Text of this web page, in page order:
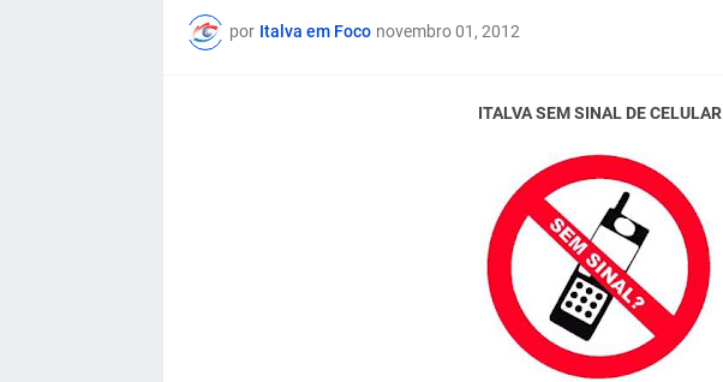
por Italva em Foco novembro 01, 2012
ITALVA SEM SINAL DE CELULAR